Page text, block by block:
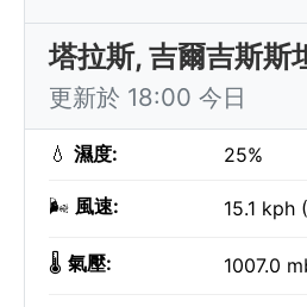
塔拉斯, 吉爾吉斯斯
更新於 18:00 今日
💧 濕度: 25%
🌬️ 風速: 15.1 kph
🌡️ 氣壓: 1007.0